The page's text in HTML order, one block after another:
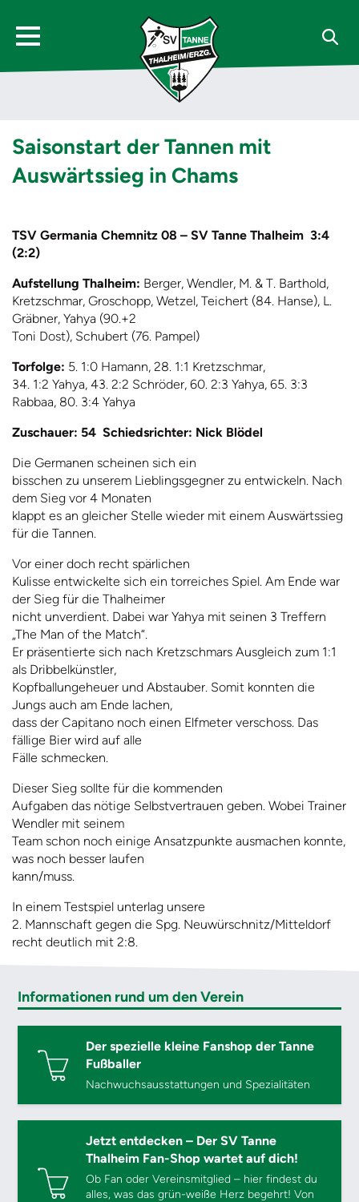
Saisonstart der Tannen mit
Auswärtssieg in Chams
TSV Germania Chemnitz 08 – SV Tanne Thalheim 3:4
(2:2)
Aufstellung Thalheim: Berger, Wendler, M. & T. Barthold,
Kretzschmar, Groschopp, Wetzel, Teichert (84. Hanse), L.
Gräbner, Yahya (90.+2
Toni Dost), Schubert (76. Pampel)
Torfolge: 5. 1:0 Hamann, 28. 1:1 Kretzschmar,
34. 1:2 Yahya, 43. 2:2 Schröder, 60. 2:3 Yahya, 65. 3:3
Rabbaa, 80. 3:4 Yahya
Zuschauer: 54 Schiedsrichter: Nick Blödel
Die Germanen scheinen sich ein
bisschen zu unserem Lieblingsgegner zu entwickeln. Nach
dem Sieg vor 4 Monaten
klappt es an gleicher Stelle wieder mit einem Auswärtssieg
für die Tannen.
Vor einer doch recht spärlichen
Kulisse entwickelte sich ein torreiches Spiel. Am Ende war
der Sieg für die Thalheimer
nicht unverdient. Dabei war Yahya mit seinen 3 Treffern
„The Man of the Match“.
Er präsentierte sich nach Kretzschmars Ausgleich zum 1:1
als Dribbelkünstler,
Kopfballungeheuer und Abstauber. Somit konnten die
Jungs auch am Ende lachen,
dass der Capitano noch einen Elfmeter verschoss. Das
fällige Bier wird auf alle
Fälle schmecken.
Dieser Sieg sollte für die kommenden
Aufgaben das nötige Selbstvertrauen geben. Wobei Trainer
Wendler mit seinem
Team schon noch einige Ansatzpunkte ausmachen konnte,
was noch besser laufen
kann/muss.
In einem Testspiel unterlag unsere
2. Mannschaft gegen die Spg. Neuwürschnitz/Mitteldorf
recht deutlich mit 2:8.
Informationen rund um den Verein
Der spezielle kleine Fanshop der Tanne
Fußballer
Nachwuchsausstattungen und Spezialitäten
Jetzt entdecken – Der SV Tanne
Thalheim Fan-Shop wartet auf dich!
Ob Fan oder Vereinsmitglied – hier findest du
alles, was das grün-weiße Herz begehrt! Von